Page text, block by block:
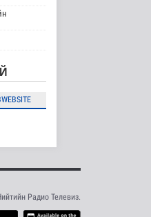
өмнө
өмнө
Радио Телевиз.